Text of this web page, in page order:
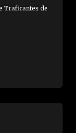
Traficantes de